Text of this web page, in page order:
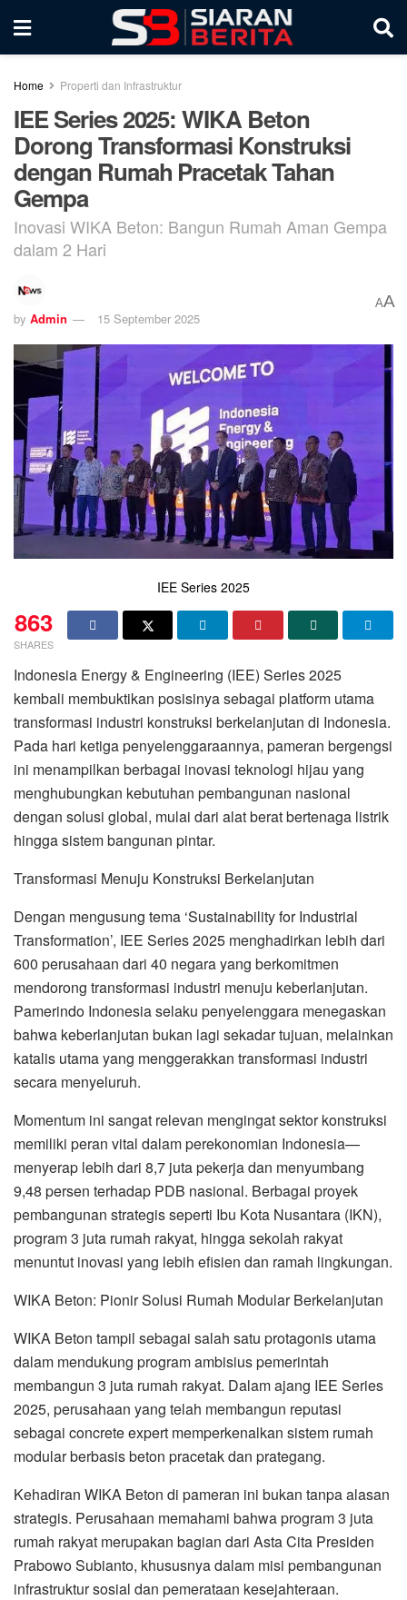
Home Properti dan Infrastruktur
IEE Series 2025: WIKA Beton
Dorong Transformasi Konstruksi
dengan Rumah Pracetak Tahan
Gempa
Inovasi WIKA Beton: Bangun Rumah Aman Gempa
dalam 2 Hari
by Admin 15 September 2025
AA
IEE Series 2025
863
SHARES
Indonesia Energy & Engineering (IEE) Series 2025
kembali membuktikan posisinya sebagai platform utama
transformasi industri konstruksi berkelanjutan di Indonesia.
Pada hari ketiga penyelenggaraannya, pameran bergengsi
ini menampilkan berbagai inovasi teknologi hijau yang
menghubungkan kebutuhan pembangunan nasional
dengan solusi global, mulai dari alat berat bertenaga listrik
hingga sistem bangunan pintar.
Transformasi Menuju Konstruksi Berkelanjutan
Dengan mengusung tema ‘Sustainability for Industrial
Transformation’, IEE Series 2025 menghadirkan lebih dari
600 perusahaan dari 40 negara yang berkomitmen
mendorong transformasi industri menuju keberlanjutan.
Pamerindo Indonesia selaku penyelenggara menegaskan
bahwa keberlanjutan bukan lagi sekadar tujuan, melainkan
katalis utama yang menggerakkan transformasi industri
secara menyeluruh.
Momentum ini sangat relevan mengingat sektor konstruksi
memiliki peran vital dalam perekonomian Indonesia—
menyerap lebih dari 8,7 juta pekerja dan menyumbang
9,48 persen terhadap PDB nasional. Berbagai proyek
pembangunan strategis seperti Ibu Kota Nusantara (IKN),
program 3 juta rumah rakyat, hingga sekolah rakyat
menuntut inovasi yang lebih efisien dan ramah lingkungan.
WIKA Beton: Pionir Solusi Rumah Modular Berkelanjutan
WIKA Beton tampil sebagai salah satu protagonis utama
dalam mendukung program ambisius pemerintah
membangun 3 juta rumah rakyat. Dalam ajang IEE Series
2025, perusahaan yang telah membangun reputasi
sebagai concrete expert memperkenalkan sistem rumah
modular berbasis beton pracetak dan prategang.
Kehadiran WIKA Beton di pameran ini bukan tanpa alasan
strategis. Perusahaan memahami bahwa program 3 juta
rumah rakyat merupakan bagian dari Asta Cita Presiden
Prabowo Subianto, khususnya dalam misi pembangunan
infrastruktur sosial dan pemerataan kesejahteraan.